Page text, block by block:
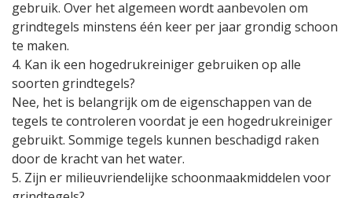
gebruik. Over het algemeen wordt aanbevolen om
grindtegels minstens één keer per jaar grondig schoon
te maken.
4. Kan ik een hogedrukreiniger gebruiken op alle
soorten grindtegels?
Nee, het is belangrijk om de eigenschappen van de
tegels te controleren voordat je een hogedrukreiniger
gebruikt. Sommige tegels kunnen beschadigd raken
door de kracht van het water.
5. Zijn er milieuvriendelijke schoonmaakmiddelen voor